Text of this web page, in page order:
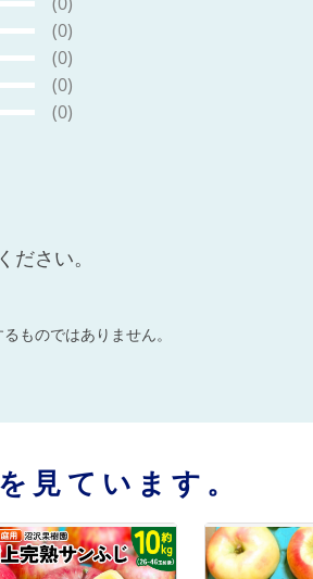
(0)
(0)
(0)
(0)
ださい。
ものではありません。
見ています。